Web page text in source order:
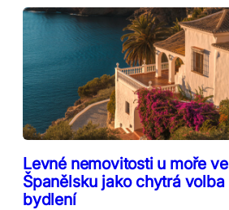
Levné nemovitosti u moře ve
Španělsku jako chytrá volba
bydlení